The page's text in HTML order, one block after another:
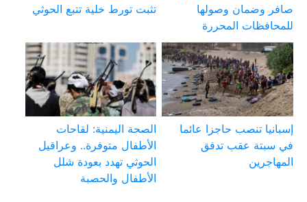
صافر وضمان وصولها
للمحافظات المحررة
تثبت تورط خلية تتبع الحوثي
إسبانيا تنصب حاجزا عائما
في سبتة عقب تدفق
المهاجرين
الصحة اليمنية: لقاحات
الأطفال متوفرة.. وعراقيل
الحوثي تهدد بعودة شلل
الأطفال والحصبة